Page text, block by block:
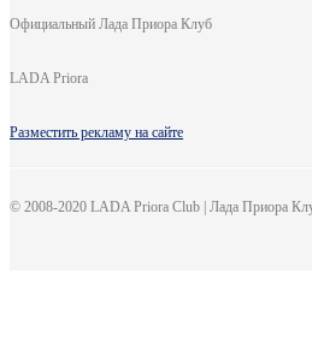
Официальный Лада Приора Клуб
LADA Priora
Разместить рекламу на сайте
© 2008-2020 LADA Priora Club | Лада Приора